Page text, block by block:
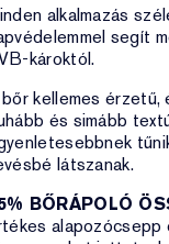
alkalmazás
segít
károktól.
kellemes érzetű,
és simább
látszanak.
BŐRÁPOLÓ
alapozócsepp